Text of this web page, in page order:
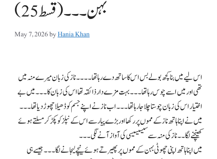
بہن۔۔۔(قسط25)
May 7, 2026byHania Khan
اس لیے میں بنا کچھ بولے بس اس کا ساتھ دے رہا تھا۔۔۔۔ ناز کی زبان میرے منہ میں
تھی اور میں اسے چوس رہا تھا۔۔۔ بہت مزے دار ذائقہ تھا اس کی زبان کا۔۔۔ میں بے
اختیار اس کی زبان چوستا چلا جارہا تھا ۔۔۔ اب ناز نے اپنے جسم کو ڈھیلا چھوڑ دیا تھا۔۔۔
میں نے اپنا ہاتھ ناز کے مموں پر رکھا اور بڑے پیار سے اس کے نپلز کو پکڑ کر مسلتے ہوئے
کھینچنے لگا۔۔ ناز کی منہ سے سیسیسیسی کی آواز آنے لگی۔۔۔
میں اپنا ہاتھ اپنی چھوٹی بہن کے مموں پر پھیرتے ہوئے نیچے لیجانے لگا۔۔۔ جیسے ہی